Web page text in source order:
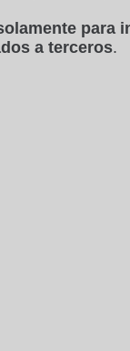
para
a terceros.